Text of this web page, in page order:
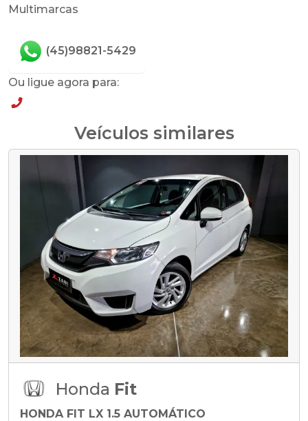
Multimarcas
(45)98821-5429
Ou ligue agora para:
Veículos similares
Honda Fit
HONDA FIT LX 1.5 AUTOMÁTICO